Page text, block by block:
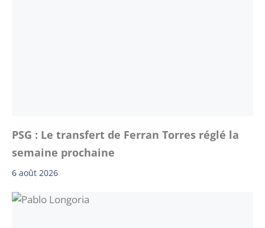
PSG : Le transfert de Ferran Torres réglé la
semaine prochaine
6 août 2026